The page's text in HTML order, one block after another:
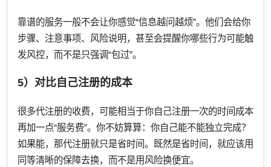
靠谱的服务一般不会让你感觉“信息越问越烦”。他们会给你
步骤、注意事项、风险说明，甚至会提醒你哪些行为可能触
发风控，而不是只强调“包过”。
5）对比自己注册的成本
很多代注册的收费，可能相当于你自己注册一次的时间成本
再加一点“服务费”。你不妨算算：你自己能不能独立完成？
如果能，那代注册就只是省时间。既然是省时间，就应该用
同等清晰的保障去换，而不是用风险换便宜。